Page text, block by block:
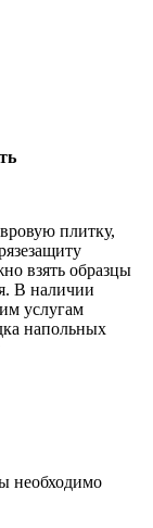
плитку,
взять образцы
В наличии
услугам
напольных
необходимо